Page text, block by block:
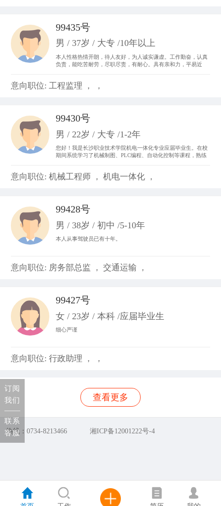
99435号
男 / 37岁 / 大专 /10年以上
本人性格热情开朗，待人友好，为人诚实谦虚。工作勤奋，认真
负责，能吃苦耐劳，尽职尽责，有耐心。具有亲和力，平易近
的精神，并从工作中体会到乐趣，尽心尽力。
意向职位: 工程监理 ， ，
99430号
男 / 22岁 / 大专 /1-2年
您好！我是长沙职业技术学院机电一体化专业应届毕业生。在校
期间系统学习了机械制图、PLC编程、自动化控制等课程，熟练
验。我善于团队协作，动手能力强，对工业自动化领域充满热情
意向职位: 机械工程师 ， 机电一体化 ，
99428号
男 / 38岁 / 初中 /5-10年
本人从事驾驶员已有十年。
意向职位: 房务部总监 ， 交通运输 ，
99427号
女 / 23岁 / 本科 /应届毕业生
细心严谨
意向职位: 行政助理 ， ，
查看更多
热线：0734-8213466 湘ICP备12001222号-4
订阅
我们
联系
客服